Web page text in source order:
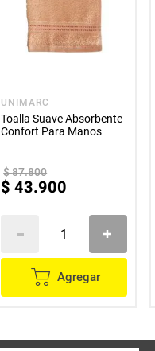
UNIMARC
Toalla Suave Absorbente
Confort Para Manos
$87.800
$ 43.900
Agregar